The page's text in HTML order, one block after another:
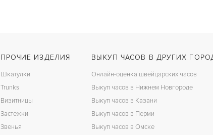
ПРОЧИЕ ИЗДЕЛИЯ
Шкатулки
Trunks
Визитницы
Застежки
Звенья
ВЫКУП ЧАСОВ В ДРУГИХ
Онлайн-оценка швейцарских часов
Выкуп часов в Нижнем Новгороде
Выкуп часов в Казани
Выкуп часов в Перми
Выкуп часов в Омске